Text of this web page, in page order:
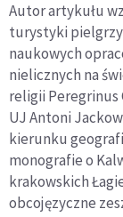
Autor artykułu
turystyki
naukowych
nielicznych na
religii Peregrinus
UJ Antoni
kierunku
monografie o
krakowskich
obcojęzyczne